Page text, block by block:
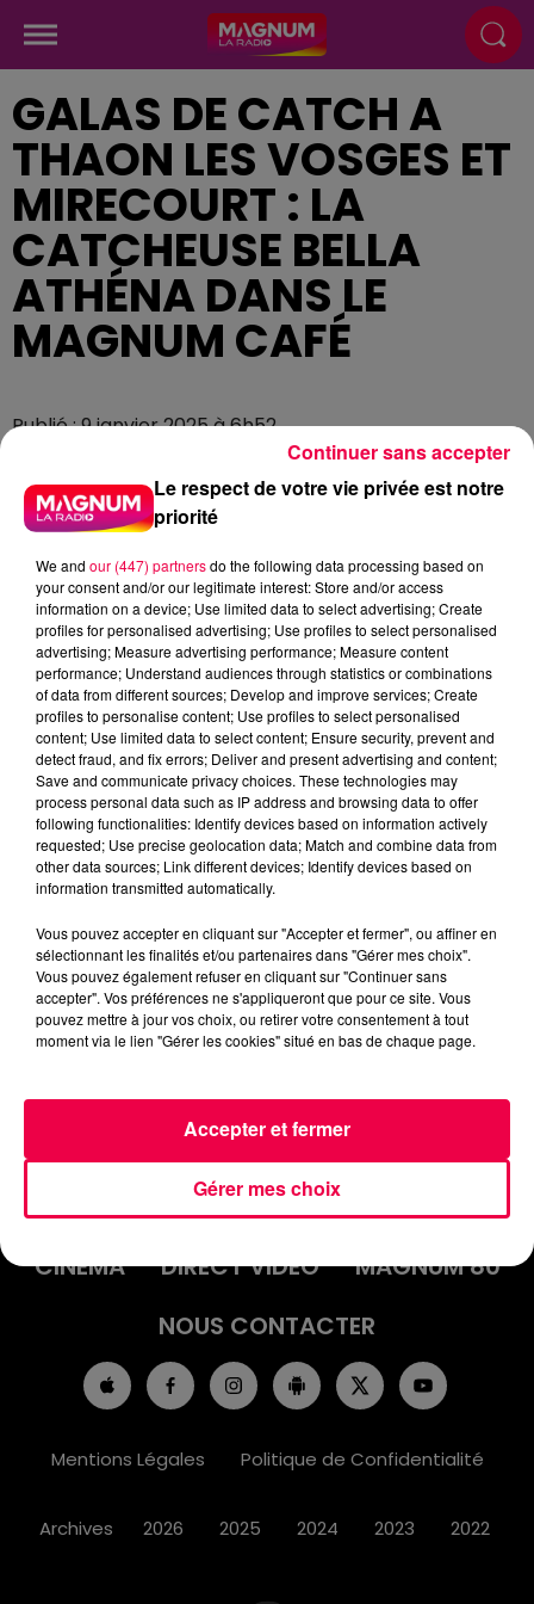
GALAS DE CATCH A
THAON LES VOSGES ET
MIRECOURT : LA
CATCHEUSE BELLA
ATHÉNA DANS LE
MAGNUM CAFÉ
Publié : 9 janvier 2025 à 6h52
INFOS
EMISSIONS
AGENDA
JEUX
PODCASTS
CINÉMA
DIRECT VIDÉO
MAGNUM 80
NOUS CONTACTER
Mentions Légales Politique de Confidentialité
Archives 2026 2025 2024 2023 2022
Le respect de votre vie privée est notre
priorité
We and our (447) partnersdo the following data processing based on
your consent and/or our legitimate interest: Store and/or access
information on a device; Use limited data to select advertising; Create
profiles for personalised advertising; Use profiles to select personalised
advertising; Measure advertising performance; Measure content
performance; Understand audiences through statistics or combinations
of data from different sources; Develop and improve services; Create
profiles to personalise content; Use profiles to select personalised
content; Use limited data to select content; Ensure security, prevent and
detect fraud, and fix errors; Deliver and present advertising and content;
Save and communicate privacy choices. These technologies may
process personal data such as IP address and browsing data to offer
following functionalities: Identify devices based on information actively
requested; Use precise geolocation data; Match and combine data from
other data sources; Link different devices; Identify devices based on
information transmitted automatically.
Vous pouvez accepter en cliquant sur "Accepter et fermer", ou affiner en
sélectionnant les finalités et/ou partenaires dans "Gérer mes choix".
Vous pouvez également refuser en cliquant sur "Continuer sans
accepter". Vos préférences ne s'appliqueront que pour ce site. Vous
pouvez mettre à jour vos choix, ou retirer votre consentement à tout
moment via le lien "Gérer les cookies" situé en bas de chaque page.
Gérer mes choix
Accepter et fermer
Continuer sans accepter